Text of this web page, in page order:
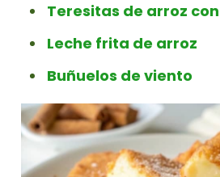
Teresitas de arroz
Leche frita de arroz
Buñuelos de viento